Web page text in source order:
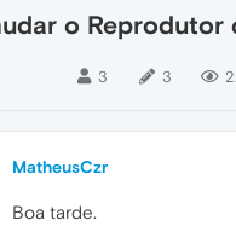
o Reprodutor
3 3
MatheusCzr
Boa tarde.